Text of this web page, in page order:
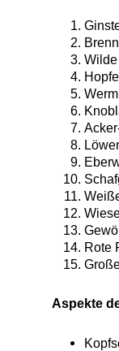
Rote
Aspekte